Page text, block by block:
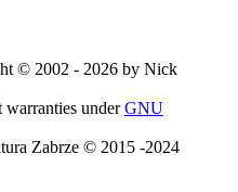
© 2002 - 2026 by Nick
warranties underGNU
Zabrze © 2015 -2024